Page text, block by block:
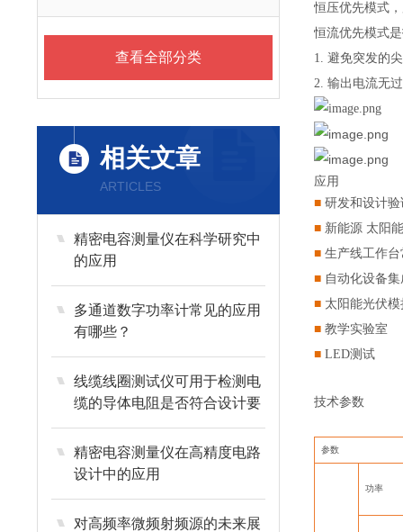
查看全部分类
相关文章
ARTICLES
精密电容测量仪在科学研究中
的应用
多通道数字功率计常见的应用
有哪些？
线缆线圈测试仪可用于检测电
缆的导体电阻是否符合设计要
求
精密电容测量仪在高精度电路
设计中的应用
对高频率微频射频源的未来展
恒压优先模式
恒流优先模式
1. 避免突发的
2. 输出电流无
应用
■ 研发和设计
■ 新能源 太阳
■ 生产线工作
■ 自动化设备
■ 太阳能光伏
■ 教学实验室
■ LED测试
技术参数
参数
功率